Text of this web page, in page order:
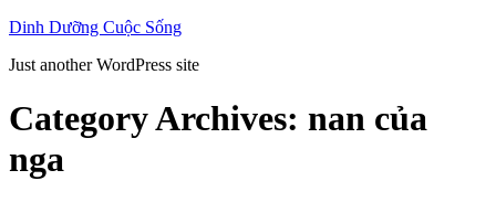
Skip
content
Dinh Dưỡng Cuộc Sống
Just another WordPress site
Category Archives: nan của
nga